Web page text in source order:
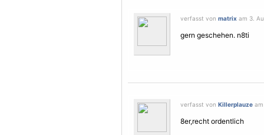
verfasst von matrix am 3.
gern geschehen. n8ti
verfasst von Killerplauze
8er,recht ordentlich